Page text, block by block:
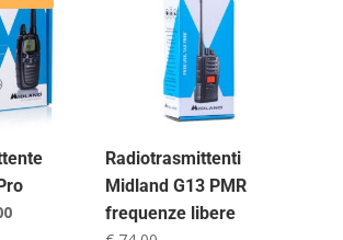
Il
Radiotrasmittenti
Midland G13 PMR
frequenze libere